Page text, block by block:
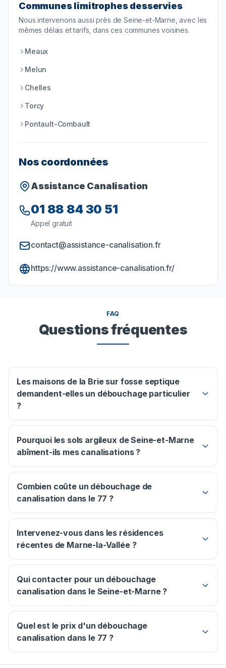
Communes limitrophes desservies
Nous intervenons aussi près deSeine-et-Marne , avec les
mêmes délais et tarifs, dans ces communes voisines.
Meaux
Melun
Chelles
Torcy
Pontault-Combault
Nos coordonnées
Assistance Canalisation
01 88 84 30 51
Appel gratuit
contact@assistance-canalisation.fr
https://www.assistance-canalisation.fr/
FAQ
Questions fréquentes
Les maisons de la Brie sur fosse septique
demandent-elles un débouchage particulier
?
Pourquoi les sols argileux de Seine-et-Marne
abîment-ils mes canalisations ?
Combien coûte un débouchage de
canalisation dans le 77 ?
Intervenez-vous dans les résidences
récentes de Marne-la-Vallée ?
Qui contacter pour un débouchage
canalisation dans le Seine-et-Marne ?
Quel est le prix d'un débouchage
canalisation dans le 77 ?